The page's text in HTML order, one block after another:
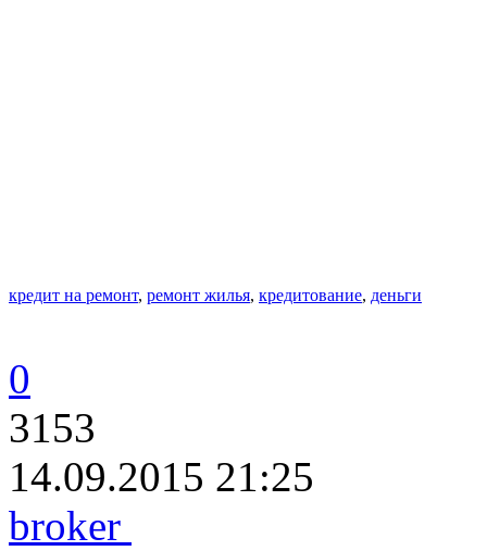
кредит на ремонт, ремонт жилья, кредитование, деньги
0
3153
14.09.2015 21:25
broker